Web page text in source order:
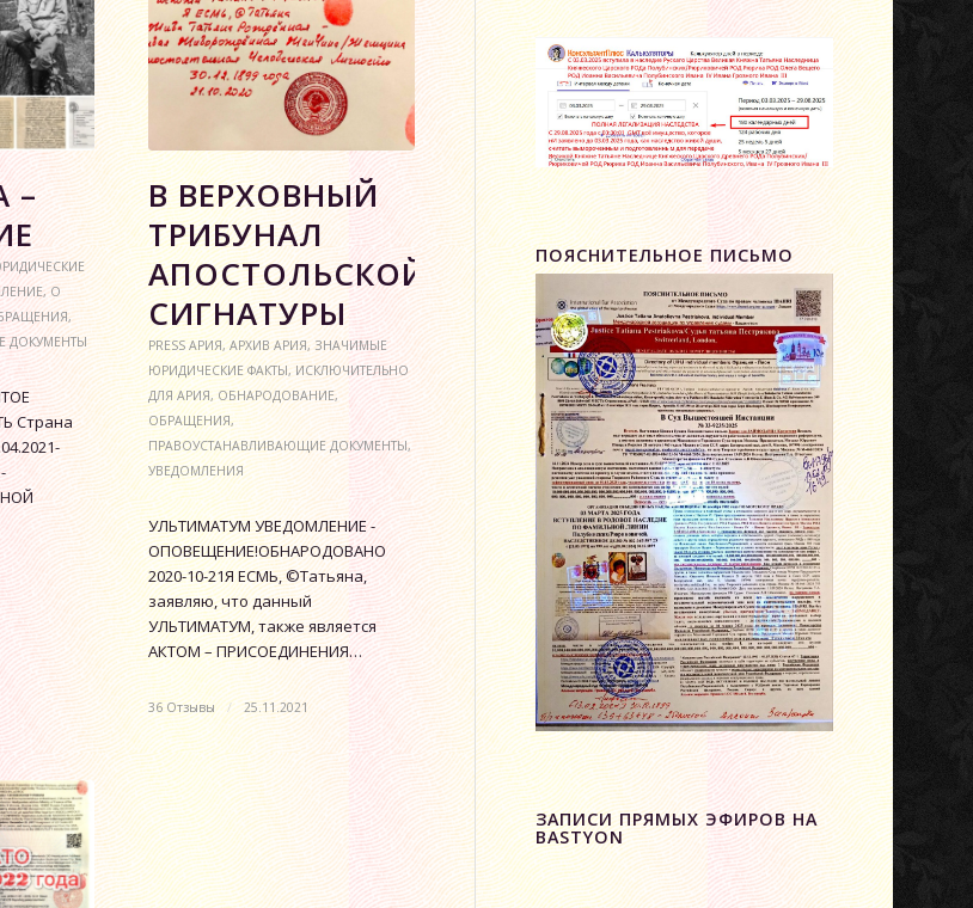
–
,О
,
ДОКУМЕНТЫ
Страна
В ВЕРХОВНЫЙ
ТРИБУНАЛ
АПОСТОЛЬСКОЙ
СИГНАТУРЫ
PRESS АРИЯ,АРХИВ АРИЯ,ЗНАЧИМЫЕ
ЮРИДИЧЕСКИЕ ФАКТЫ,ИСКЛЮЧИТЕЛЬНО
ДЛЯ АРИЯ,ОБНАРОДОВАНИЕ,
ОБРАЩЕНИЯ,
ПРАВОУСТАНАВЛИВАЮЩИЕ ДОКУМЕНТЫ,
УВЕДОМЛЕНИЯ
УЛЬТИМАТУМ УВЕДОМЛЕНИЕ -
ОПОВЕЩЕНИЕ!ОБНАРОДОВАНО
2020-10-21Я ЕСМЬ, ©Татьяна,
заявляю, что данный
УЛЬТИМАТУМ, также является
АКТОМ – ПРИСОЕДИНЕНИЯ…
36 Отзывы / 25.11.2021
ПОЯСНИТЕЛЬНОЕ ПИСЬМО
ЗАПИСИ ПРЯМЫХ ЭФИРОВ НА
BASTYON